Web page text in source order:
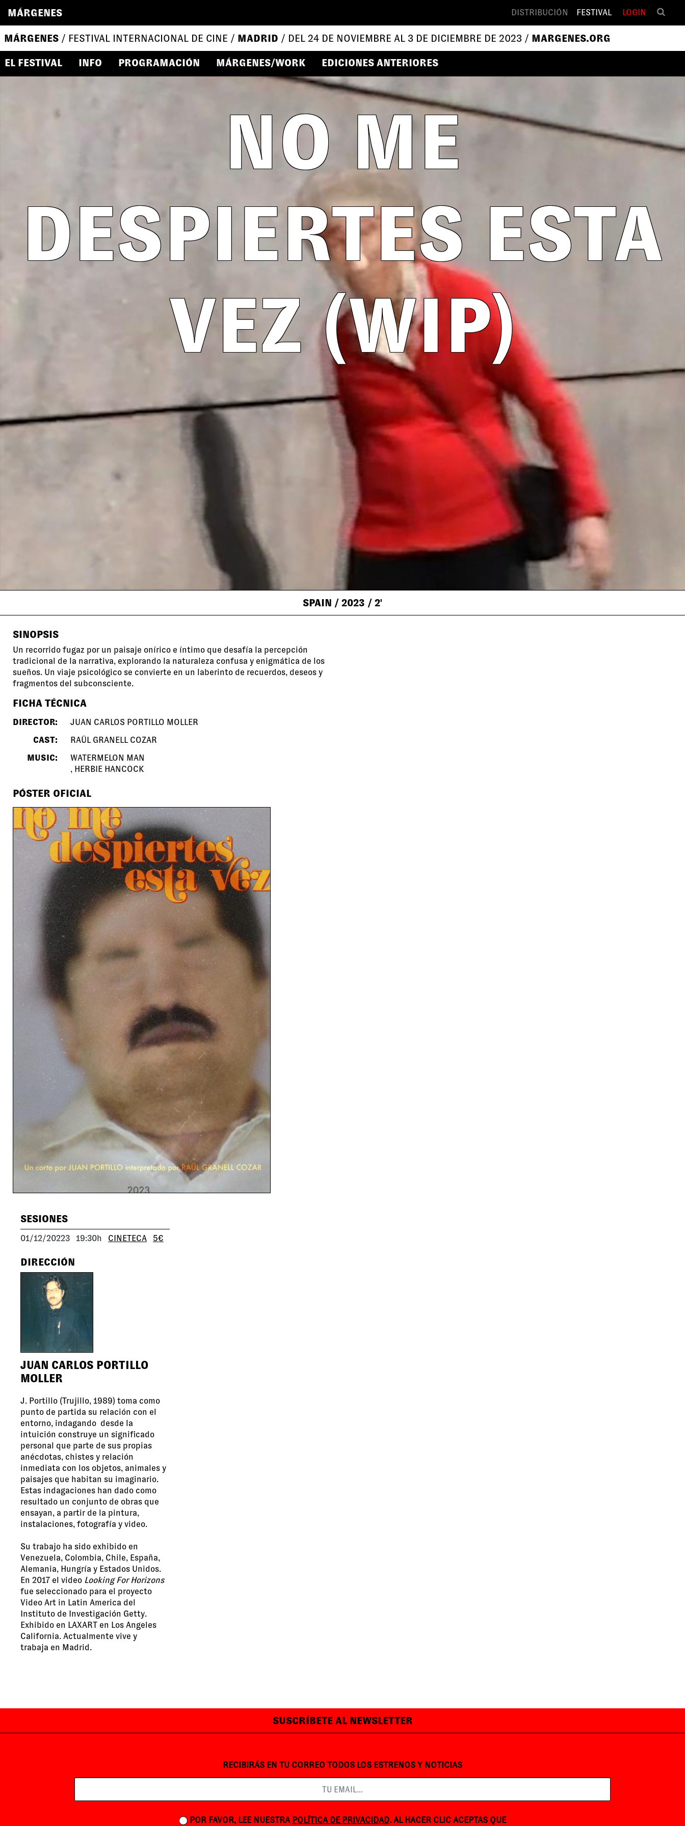
MÁRGENES DISTRIBUCIÓN FESTIVAL LOGIN
MÁRGENES / FESTIVAL INTERNACIONAL DE CINE / MADRID / DEL 24 DE NOVIEMBRE AL 3 DE DICIEMBRE DE 2023 / MARGENES.ORG
EL FESTIVAL INFO PROGRAMACIÓN MÁRGENES/WORK EDICIONES ANTERIORES
NO ME
DESPIERTES ESTA
VEZ (WIP)
SPAIN / 2023 / 2'
SINOPSIS
Un recorrido fugaz por un paisaje onírico e íntimo que desafía la percepción
tradicional de la narrativa, explorando la naturaleza confusa y enigmática de los
sueños. Un viaje psicológico se convierte en un laberinto de recuerdos, deseos y
fragmentos del subconsciente.
FICHA TÉCNICA
DIRECTOR:
JUAN CARLOS PORTILLO MOLLER
CAST:
RAÜL GRANELL COZAR
MUSIC:
WATERMELON MAN
HERBIE HANCOCK
PÓSTER OFICIAL
SESIONES
01/12/20223 19:30h CINETECA 5€
DIRECCIÓN
JUAN CARLOS PORTILLO
MOLLER
J. Portillo (Trujillo, 1989) toma como
punto de partida su relación con el
entorno, indagando desde la
intuición construye un significado
personal que parte de sus propias
anécdotas, chistes y relación
inmediata con los objetos, animales y
paisajes que habitan su imaginario.
Estas indagaciones han dado como
resultado un conjunto de obras que
ensayan, a partir de la pintura,
instalaciones, fotografía y video.
Su trabajo ha sido exhibido en
Venezuela, Colombia, Chile, España,
Alemania, Hungría y Estados Unidos.
En 2017 el video Looking For Horizons
fue seleccionado para el proyecto
Video Art in Latin America del
Instituto de Investigación Getty.
Exhibido en LAXART en Los Angeles
California. Actualmente vive y
trabaja en Madrid.
SUSCRÍBETE AL NEWSLETTER
RECIBIRÁS EN TU CORREO TODOS LOS ESTRENOS Y NOTICIAS
POR FAVOR, LEE NUESTRA POLÍTICA DE PRIVACIDAD. AL HACER CLIC ACEPTAS QUE